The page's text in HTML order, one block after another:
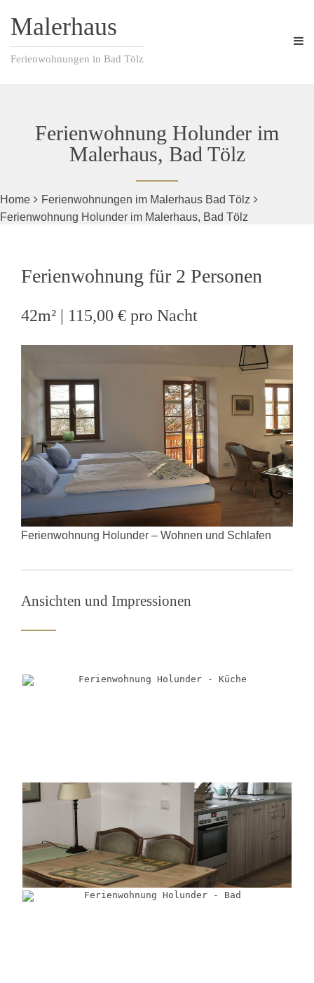
Malerhaus
Ferienwohnungen in Bad Tölz
Ferienwohnung Holunder im
Malerhaus, Bad Tölz
Home
Ferienwohnungen im Malerhaus Bad Tölz
Ferienwohnung Holunder im Malerhaus, Bad Tölz
Ferienwohnung für 2 Personen
42m² | 115,00 € pro Nacht
Ferienwohnung Holunder – Wohnen und Schlafen
Ansichten und Impressionen